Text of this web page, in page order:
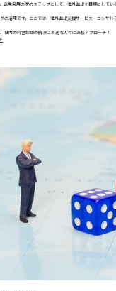
業発展の次のステップとして、海外進出を目標にし
活用です。ここでは、海外進出支援サービス・コンサ
社内の経営課題の解決に最適な人材に直接アプローチ！